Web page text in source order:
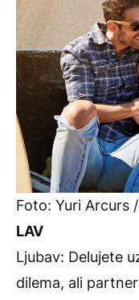
Foto: Yuri Arcurs
LAV
Ljubav: Delujete
dilema, ali